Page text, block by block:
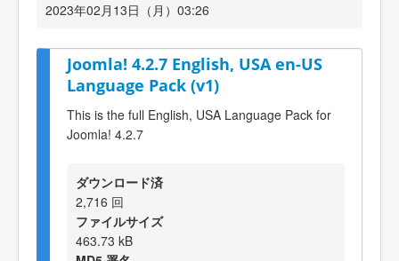
2023年02月13日（月）03:26
Joomla! 4.2.7 English, USA en-US
Language Pack (v1)
This is the full English, USA Language Pack for
Joomla! 4.2.7
ダウンロード済
2,716 回
ファイルサイズ
463.73 kB